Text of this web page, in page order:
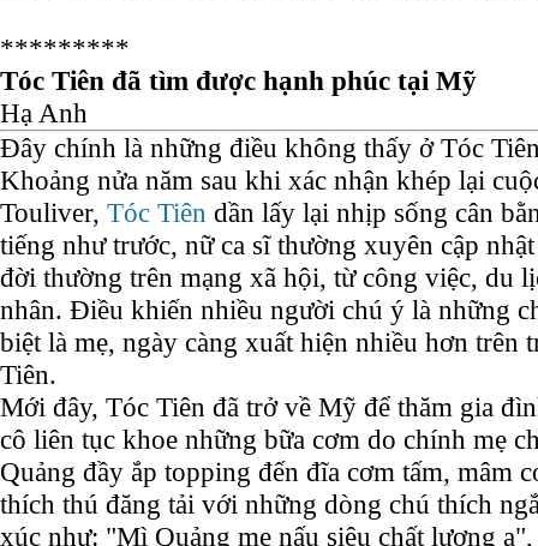
*********
Tóc Tiên đã tìm được hạnh phúc tại Mỹ
Hạ Anh
Đây chính là những điều không thấy ở Tóc
Khoảng nửa năm sau khi xác nhận khép lại
Touliver, Tóc Tiên dần lấy lại nhịp sống cân
tiếng như trước, nữ ca sĩ thường xuyên cập
đời thường trên mạng xã hội, từ công việc, du
nhân. Điều khiến nhiều người chú ý là những
biệt là mẹ, ngày càng xuất hiện nhiều hơn trên
Tiên.
Mới đây, Tóc Tiên đã trở về Mỹ để thăm gia
cô liên tục khoe những bữa cơm do chính mẹ
Quảng đầy ắp topping đến đĩa cơm tấm, mâm
thích thú đăng tải với những dòng chú thích
xúc như: "Mì Quảng mẹ nấu siêu chất lượng